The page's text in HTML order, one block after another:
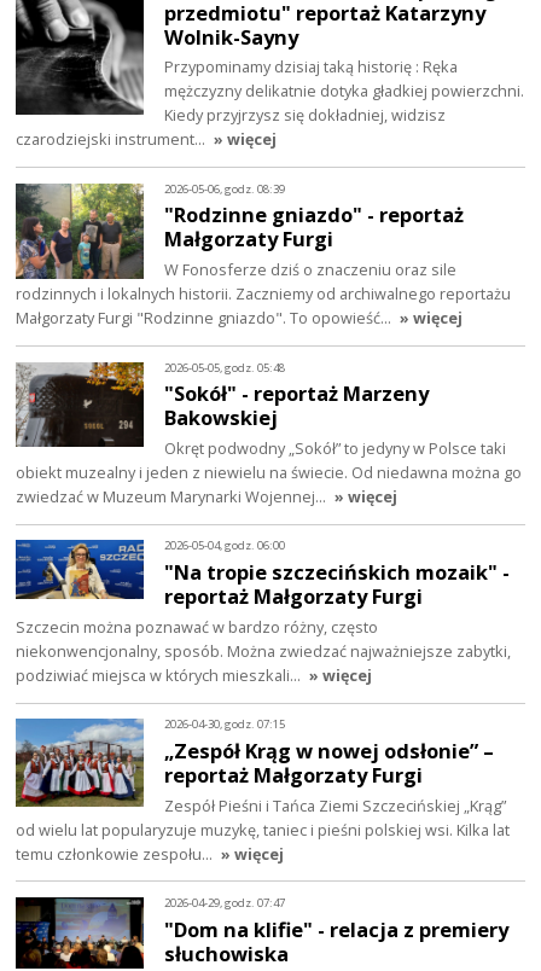
przedmiotu" reportaż Katarzyny
Wolnik-Sayny
Przypominamy dzisiaj taką historię : Ręka
mężczyzny delikatnie dotyka gładkiej powierzchni.
Kiedy przyjrzysz się dokładniej, widzisz
czarodziejski instrument… » więcej
2026-05-06, godz. 08:39
"Rodzinne gniazdo" - reportaż
Małgorzaty Furgi
W Fonosferze dziś o znaczeniu oraz sile
rodzinnych i lokalnych historii. Zaczniemy od archiwalnego reportażu
Małgorzaty Furgi "Rodzinne gniazdo". To opowieść… » więcej
2026-05-05, godz. 05:48
"Sokół" - reportaż Marzeny
Bakowskiej
Okręt podwodny „Sokół” to jedyny w Polsce taki
obiekt muzealny i jeden z niewielu na świecie. Od niedawna można go
zwiedzać w Muzeum Marynarki Wojennej… » więcej
2026-05-04, godz. 06:00
"Na tropie szczecińskich mozaik" -
reportaż Małgorzaty Furgi
Szczecin można poznawać w bardzo różny, często
niekonwencjonalny, sposób. Można zwiedzać najważniejsze zabytki,
podziwiać miejsca w których mieszkali… » więcej
2026-04-30, godz. 07:15
„Zespół Krąg w nowej odsłonie” –
reportaż Małgorzaty Furgi
Zespół Pieśni i Tańca Ziemi Szczecińskiej „Krąg”
od wielu lat popularyzuje muzykę, taniec i pieśni polskiej wsi. Kilka lat
temu członkowie zespołu… » więcej
2026-04-29, godz. 07:47
"Dom na klifie" - relacja z premiery
słuchowiska